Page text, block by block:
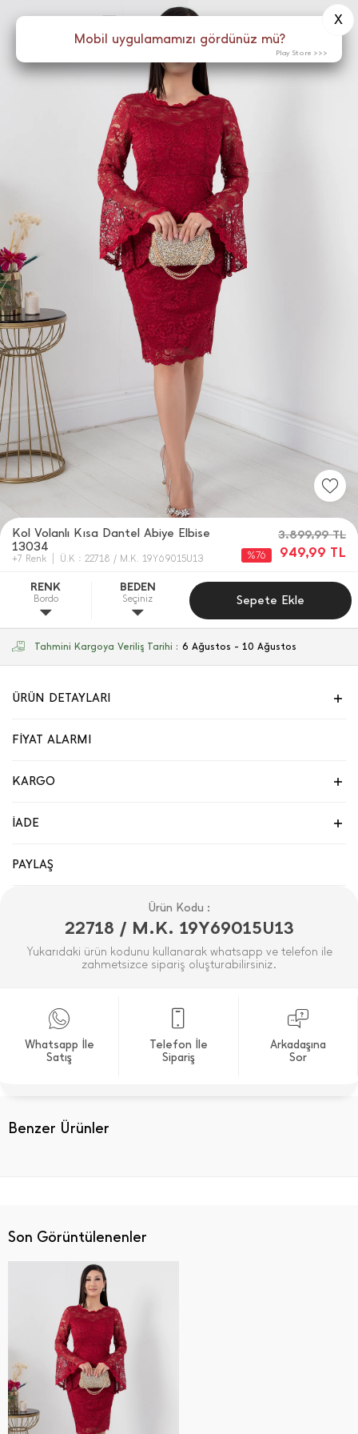
Menü
Kol Volanlı Kısa Dantel Abiye Elbise
13034
+7 Renk Ü.K : 22718 / M.K. 19Y69015U13
3.899,99TL
949,99 TL
%76
RENK
Bordo
BEDEN
Seçiniz Sepete Ekle
Tahmini Kargoya Veriliş Tarihi : 6 Ağustos - 10 Ağustos
ÜRÜN DETAYLARI
FİYAT ALARMI
KARGO
İADE
PAYLAŞ
Ürün Kodu :
22718 / M.K. 19Y69015U13
Yukarıdaki ürün kodunu kullanarak whatsapp ve telefon ile
zahmetsizce sipariş oluşturabilirsiniz.
Whatsapp İle
Satış
Telefon İle
Sipariş
Arkadaşına
Sor
Benzer Ürünler
Son Görüntülenenler
Mobil uygulamamızı gördünüz mü?
X
Play Store >>>